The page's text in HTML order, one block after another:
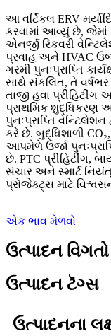
આ વર્ટિકલ ERV
કરવામાં આવ્યું છે, જેમાં
એનર્જી રિકવરી
પ્રવાહ અને HVAC
ગરમી પુનઃપ્રાપ્તિ
સાથે સંકલિત, તે વર્ષભર
તાજી હવા પ્રીહિટીંગ
પ્રાથમિક શુદ્ધિકરણ
પુનઃપ્રાપ્તિ વેન્ટિલેશન
કરે છે. બુદ્ધિશાળી
આપમેળે ઉર્જા
છે. PTC પ્રીહિટીંગ,
સંચાર અને સ્માર્ટ
પ્રોજેક્ટ્સ માટે
એક ભાવ મેળવો
ઉત્પાદન વિગતો
ઉત્પાદન ટૅગ્સ
ઉત્પાદનના